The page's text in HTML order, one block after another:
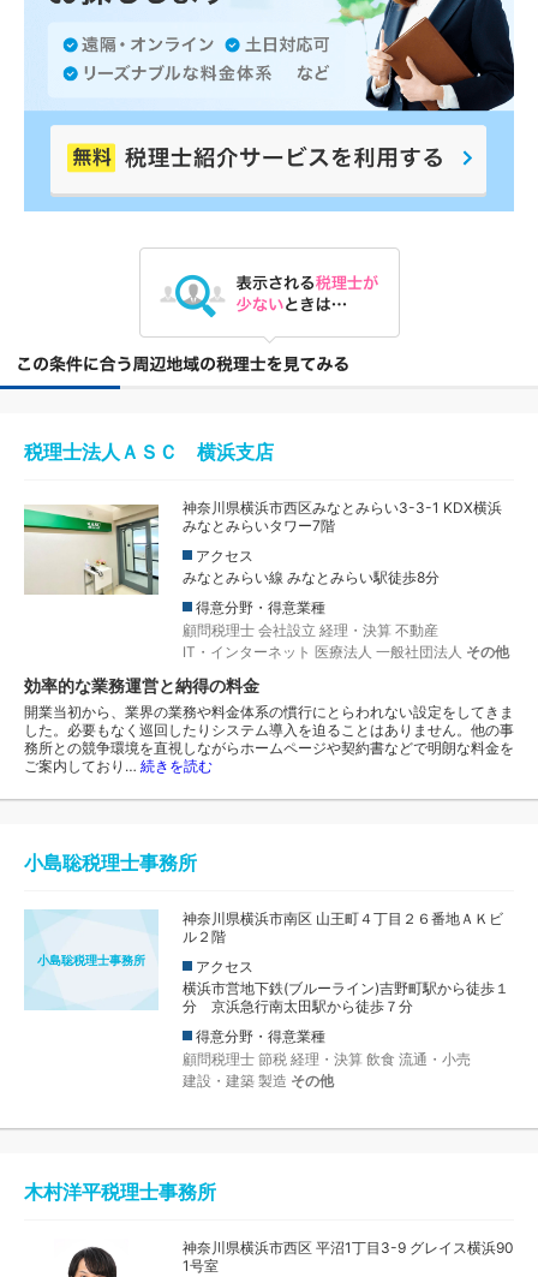
税理士法人ＡＳＣ 横浜支店
神奈川県横浜市西区みなとみらい3-3-1 KDX横浜
みなとみらいタワー7階
アクセス
みなとみらい線 みなとみらい駅徒歩8分
得意分野・得意業種
顧問税理士 会社設立 経理・決算 不動産
IT・インターネット 医療法人 一般社団法人 その他
効率的な業務運営と納得の料金
開業当初から、業界の業務や料金体系の慣行にとらわれない設定をしてきま
した。必要もなく巡回したりシステム導入を迫ることはありません。他の事
務所との競争環境を直視しながらホームページや契約書などで明朗な料金を
ご案内しており… 続きを読む
小島聡税理士事務所
小島聡税理士事務所
神奈川県横浜市南区 山王町４丁目２６番地ＡＫビ
ル２階
アクセス
横浜市営地下鉄(ブルーライン)吉野町駅から徒歩１
分 京浜急行南太田駅から徒歩７分
得意分野・得意業種
顧問税理士 節税 経理・決算 飲食 流通・小売
建設・建築 製造 その他
木村洋平税理士事務所
神奈川県横浜市西区 平沼1丁目3-9 グレイス横浜90
1号室